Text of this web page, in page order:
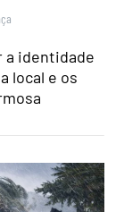
a identidade
local e os